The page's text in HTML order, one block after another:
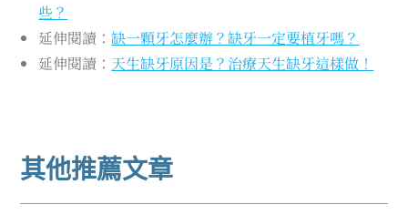
些？
延伸閱讀：缺一顆牙怎麼辦？缺牙一定要植牙嗎？
延伸閱讀： 天生缺牙原因是？治療天生缺牙這樣做！
其他推薦文章